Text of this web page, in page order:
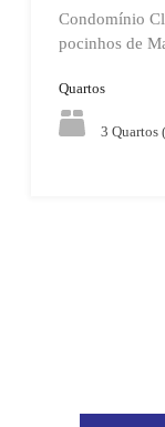
Condomínio
pocinhos de
Quartos
3 Quartos